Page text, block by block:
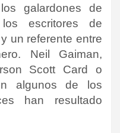
galardones de
escritores de
un referente entre
Neil Gaiman,
Scott Card o
algunos de los
han resultado